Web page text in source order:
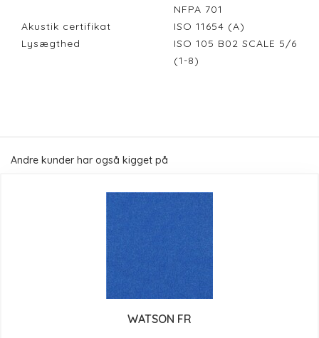
NFPA 701
Akustik certifikat
ISO 11654 (A)
Lysægthed
ISO 105 B02 SCALE 5/6
(1-8)
Andre kunder har også kigget på
WATSON FR